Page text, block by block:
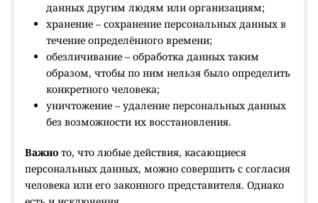
данных другим людям или организациям;
хранение – сохранение персональных данных в
течение определённого времени;
обезличивание – обработка данных таким
образом, чтобы по ним нельзя было определить
конкретного человека;
уничтожение – удаление персональных данных
без возможности их восстановления.
Важно то, что любые действия, касающиеся
персональных данных, можно совершить с согласия
человека или его законного представителя. Однако